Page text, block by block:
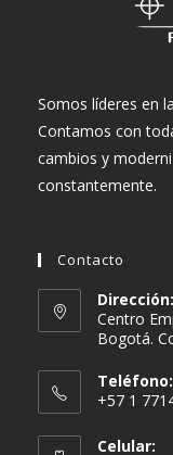
Somos líderes en
Contamos con
cambios y
constantemente.
Contacto
Dirección:
Centro
Bogotá.
Teléfono:
+57 1
Celular: